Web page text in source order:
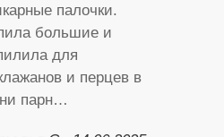
палочки.
большие и
для
и перцев в
парн…